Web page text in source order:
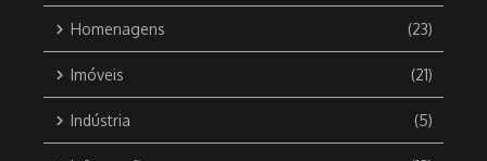
Homenagens (23)
Imóveis (21)
Indústria (5)